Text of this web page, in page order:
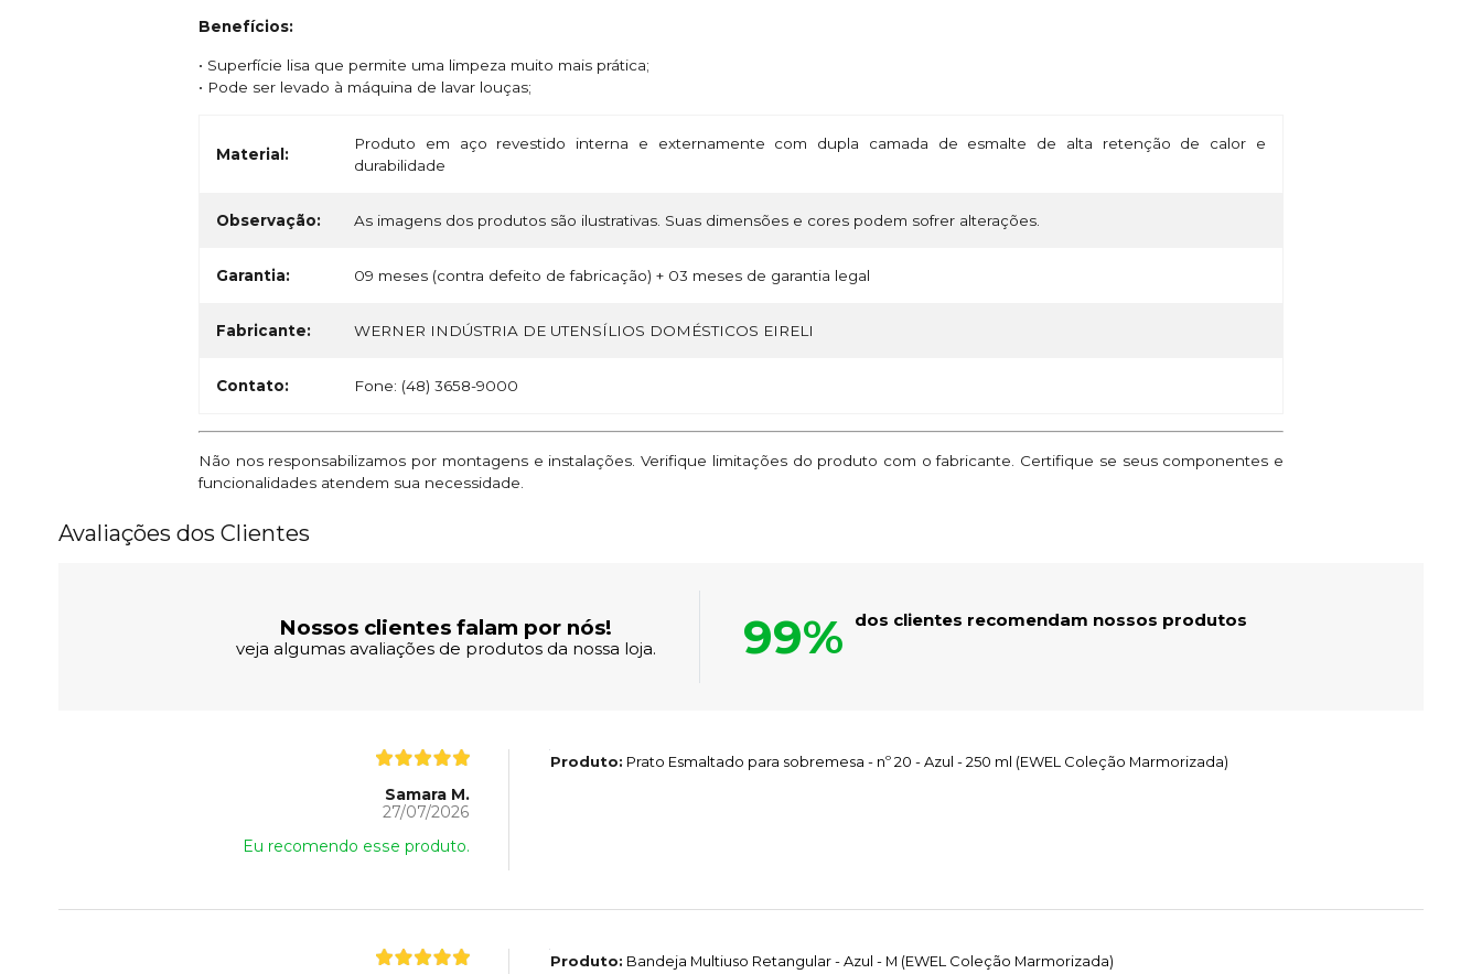
Benefícios:
• Superfície lisa que permite uma limpeza muito mais prática;
• Pode ser levado à máquina de lavar louças;
Material:
Produto em aço revestido interna e externamente com dupla camada de esmalte de alta retenção de calor e
durabilidade
Observação: As imagens dos produtos são ilustrativas. Suas dimensões e cores podem sofrer alterações.
Garantia: 09 meses (contra defeito de fabricação) + 03 meses de garantia legal
Fabricante: WERNER INDÚSTRIA DE UTENSÍLIOS DOMÉSTICOS EIRELI
Contato: Fone: (48) 3658-9000
Não nos responsabilizamos por montagens e instalações. Verifique limitações do produto com o fabricante. Certifique se seus componentes e
funcionalidades atendem sua necessidade.
Avaliações dos Clientes
Nossos clientes falam por nós!
veja algumas avaliações de produtos da nossa loja. 99% dos clientes recomendam nossos produtos
Samara M.
27/07/2026
Eu recomendo esse produto.
Produto: Prato Esmaltado para sobremesa - nº 20 - Azul - 250 ml (EWEL Coleção Marmorizada)
Produto: Bandeja Multiuso Retangular - Azul - M (EWEL Coleção Marmorizada)